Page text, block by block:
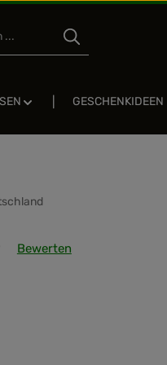
GESCHENKIDEEN
Bewerten